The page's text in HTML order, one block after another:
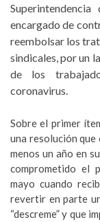
encargado de
reembolsar los
sindicales, por un
de los
coronavirus.
Sobre el primer
una resolución
menos un año en
comprometido el
mayo cuando
revertir en parte
“descreme” y que